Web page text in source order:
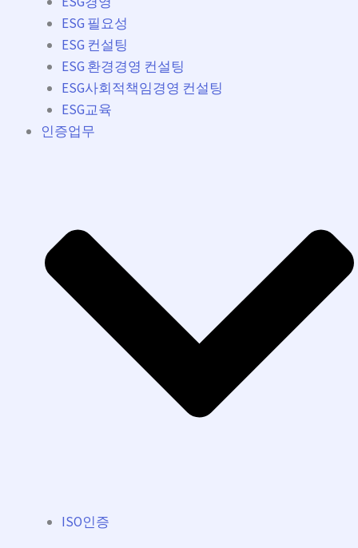
ESG 필요성
ESG 컨설팅
ESG 환경경영 컨설팅
ESG사회적책임경영 컨설팅
ESG교육
인증업무
ISO인증